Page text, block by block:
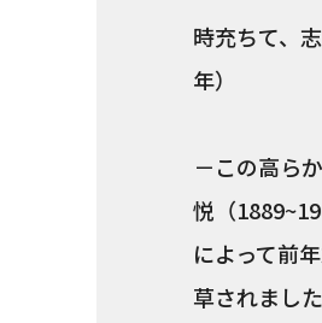
時充ちて、
年）
－この高ら
悦（
によって前
草されまし